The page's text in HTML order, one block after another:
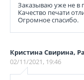
Заказываю уже не в
Качество печати
Огромное спасибо.
Кристина Свирина,
02/11/2021, 19:46